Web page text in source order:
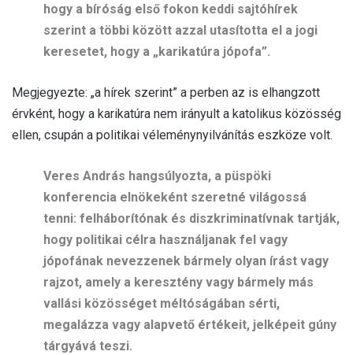
hogy a bíróság első fokon keddi sajtóhírek
szerint a többi között azzal utasította el a jogi
keresetet, hogy a „karikatúra jópofa”.
Megjegyezte: „a hírek szerint” a perben az is elhangzott
érvként, hogy a karikatúra nem irányult a katolikus közösség
ellen, csupán a politikai véleménynyilvánítás eszköze volt.
Veres András hangsúlyozta, a püspöki
konferencia elnökeként szeretné világossá
tenni: felháborítónak és diszkriminatívnak tartják,
hogy politikai célra használjanak fel vagy
jópofának nevezzenek bármely olyan írást vagy
rajzot, amely a keresztény vagy bármely más
vallási közösséget méltóságában sérti,
megalázza vagy alapvető értékeit, jelképeit gúny
tárgyává teszi.